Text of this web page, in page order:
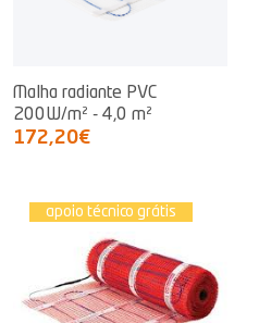
Malha radiante PVC
200W/m² - 4,0 m²
172,20€
apoio técnico grátis